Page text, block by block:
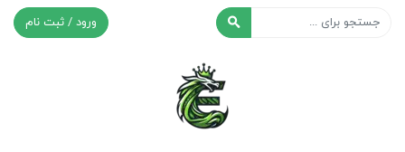
ورود / ثبت نام